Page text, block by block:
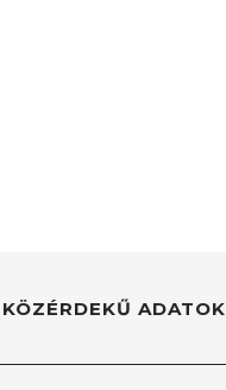
KÖZÉRDEKŰ ADATOK